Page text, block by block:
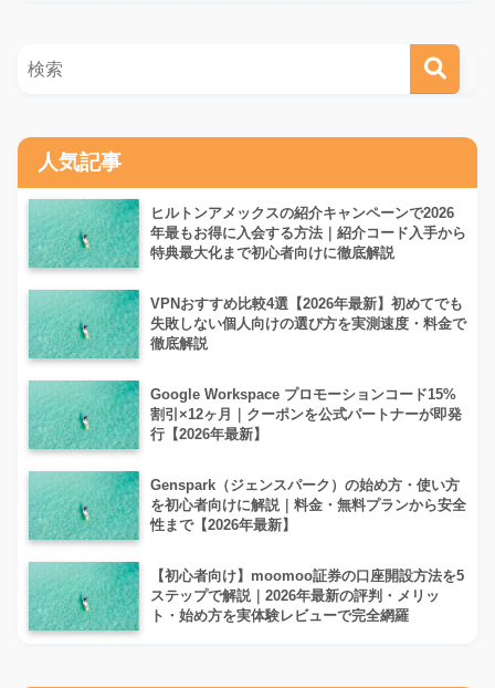
人気記事
ヒルトンアメックスの紹介キャンペーンで2026
年最もお得に入会する方法｜紹介コード入手から
特典最大化まで初心者向けに徹底解説
VPNおすすめ比較4選【2026年最新】初めてでも
失敗しない個人向けの選び方を実測速度・料金で
徹底解説
Google Workspace プロモーションコード15%
割引×12ヶ月｜クーポンを公式パートナーが即発
行【2026年最新】
Genspark（ジェンスパーク）の始め方・使い方
を初心者向けに解説｜料金・無料プランから安全
性まで【2026年最新】
【初心者向け】moomoo証券の口座開設方法を5
ステップで解説｜2026年最新の評判・メリッ
ト・始め方を実体験レビューで完全網羅